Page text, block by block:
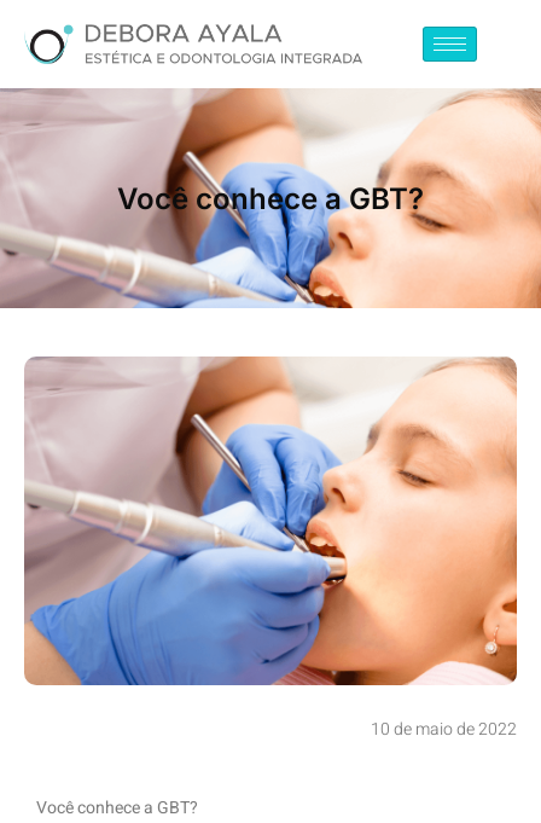
Você conhece a GBT?
10 de maio de 2022
Você conhece a GBT?